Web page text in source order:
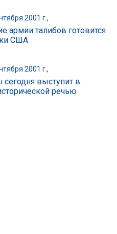
2001 г.,
армии талибов готовится
США
2001 г.,
выступит в
речью